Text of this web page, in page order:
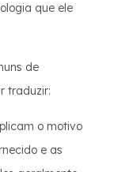
que ele
de
traduzir:
o motivo
e as